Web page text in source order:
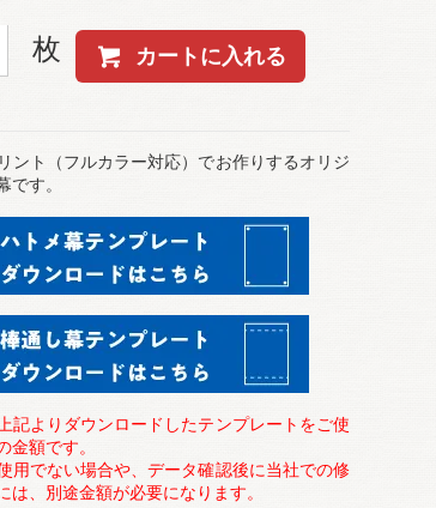
枚 カートに入れる
ント（フルカラー対応）でお作りするオリジ
です。
記よりダウンロードしたテンプレートをご使
金額です。
用でない場合や、データ確認後に当社での修
は、別途金額が必要になります。